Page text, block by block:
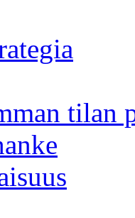
tilan